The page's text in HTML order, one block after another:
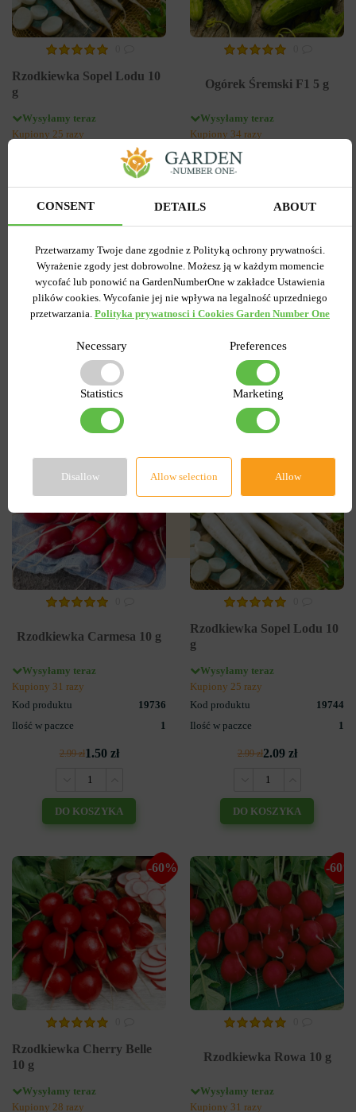
Rzodkiewka Sopel Lodu 10
g
Wysyłamy teraz
Kupiony 25 razy
19744
2.99 zł2.09 zł
DO KOSZYKA
Ogórek Śremski F1 5 g
Wysyłamy teraz
Kupiony 34 razy
Kod produktu
Ilość w paczce
2.88 zł
DO KOSZYKA
Podobne produkty
Rzodkiewka Carmesa 10 g
Wysyłamy teraz
Kupiony 31 razy
Kod produktu
19736
Ilość w paczce
1
2.99 zł1.50 zł
DO KOSZYKA
Rzodkiewka Sopel Lodu 10
g
Wysyłamy teraz
Kupiony 25 razy
Kod produktu
19744
Ilość w paczce
1
2.99 zł2.09 zł
DO KOSZYKA
-60%
Rzodkiewka Cherry Belle
10 g
Wysyłamy teraz
Kupiony 28 razy
-60%
Rzodkiewka Rowa 10 g
Wysyłamy teraz
Kupiony 31 razy
CONSENT DETAILS ABOUT
Przetwarzamy Twoje dane zgodnie z Polityką ochrony prywatności.
Wyrażenie zgody jest dobrowolne. Możesz ją w każdym momencie
wycofać lub ponowić na GardenNumberOne w zakładce Ustawienia
plików cookies. Wycofanie jej nie wpływa na legalność uprzedniego
przetwarzania. Polityka prywatnosci i Cookies Garden Number One
Necessary Preferences
Statistics Marketing
Disallow Allow selection Allow